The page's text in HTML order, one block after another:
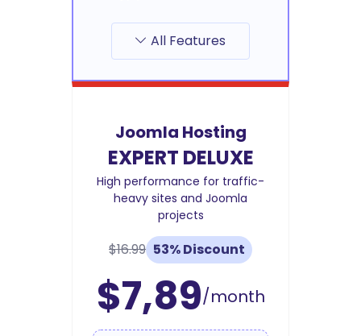
All Features
Joomla Hosting
EXPERT DELUXE
High performance for traffic-
heavy sites and Joomla
projects
$16.99 53% Discount
$7,89/month